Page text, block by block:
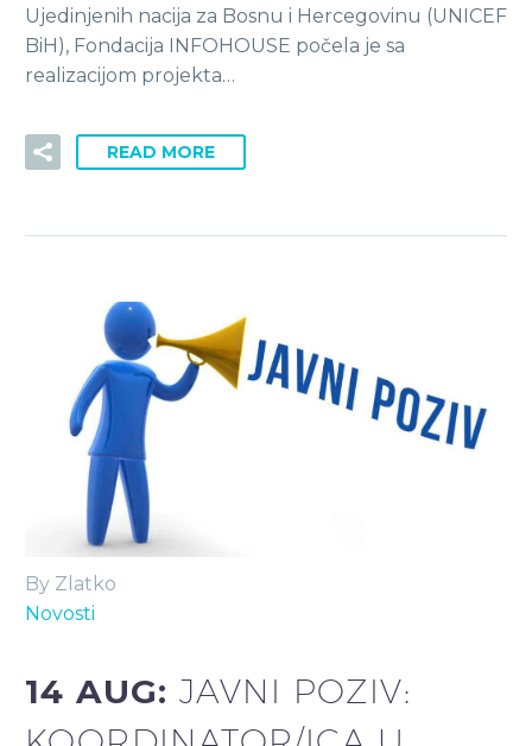
Ujedinjenih nacija za Bosnu i Hercegovinu (UNICEF
BiH), Fondacija INFOHOUSE počela je sa
realizacijom projekta…
READ MORE
By Zlatko
Novosti
14 AUG:JAVNI POZIV: